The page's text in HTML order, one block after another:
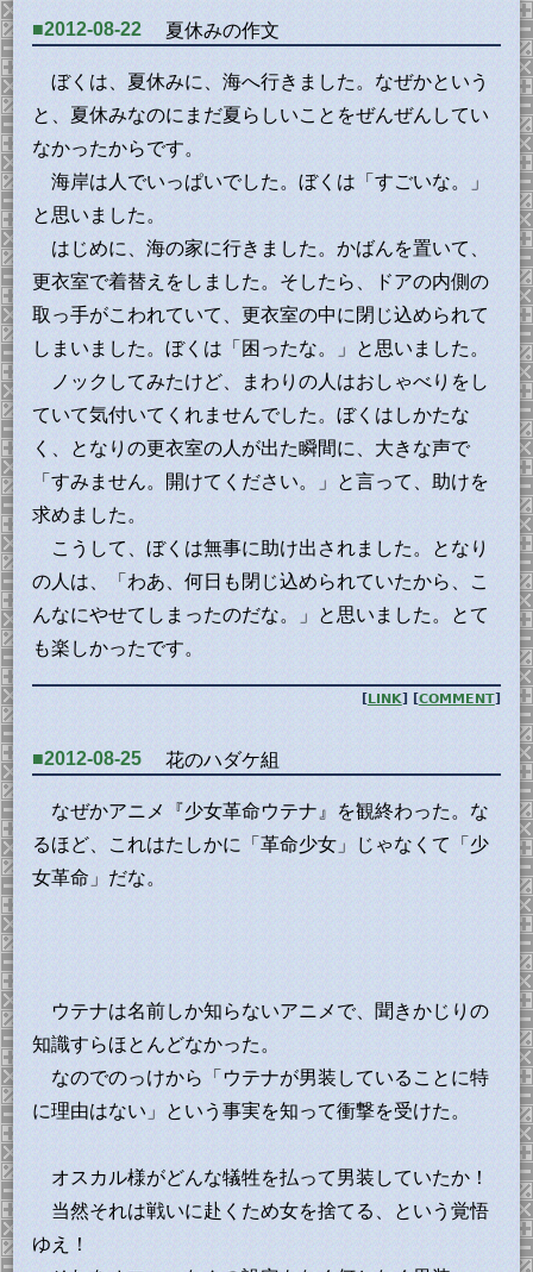
■2012-08-22 夏休みの作文
ぼくは、夏休みに、海へ行きました。なぜかという
と、夏休みなのにまだ夏らしいことをぜんぜんしてい
なかったからです。
海岸は人でいっぱいでした。ぼくは「すごいな。」
と思いました。
はじめに、海の家に行きました。かばんを置いて、
更衣室で着替えをしました。そしたら、ドアの内側の
取っ手がこわれていて、更衣室の中に閉じ込められて
しまいました。ぼくは「困ったな。」と思いました。
ノックしてみたけど、まわりの人はおしゃべりをし
ていて気付いてくれませんでした。ぼくはしかたな
く、となりの更衣室の人が出た瞬間に、大きな声で
「すみません。開けてください。」と言って、助けを
求めました。
こうして、ぼくは無事に助け出されました。となり
の人は、「わあ、何日も閉じ込められていたから、こ
んなにやせてしまったのだな。」と思いました。とて
も楽しかったです。
[LINK] [COMMENT]
■2012-08-25 花のハダケ組
なぜかアニメ『少女革命ウテナ』を観終わった。な
るほど、これはたしかに「革命少女」じゃなくて「少
女革命」だな。
ウテナは名前しか知らないアニメで、聞きかじりの
知識すらほとんどなかった。
なのでのっけから「ウテナが男装していることに特
に理由はない」という事実を知って衝撃を受けた。
オスカル様がどんな犠牲を払って男装していたか！
当然それは戦いに赴くため女を捨てる、という覚悟
ゆえ！